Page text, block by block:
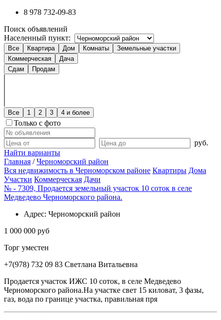
8 978 732-09-83
Поиск объявлений
Населенный пункт:
Все Квартира Дом Комнаты
Земельные участки
Коммерческая
Дача
Сдам
Продам
Все 1 2 3 4 и более
Только с фото
руб.
Найти варианты
Главная /Черноморский район
Вся недвижимость в Черноморском районе Квартиры Дома
Участки Коммерческая Дачи
№ - 7309, Продается земельный участок 10 соток в селе
Медведево Черноморского района.
Адрес: Черноморский район
1 000 000 руб
Торг уместен
+7(978) 732 09 83 Cветлана Витальевна
Продается участок ИЖС 10 соток, в селе Медведево
Черноморского района.На участке свет 15 киловат, 3 фазы,
газ, вода по границе участка, правильная пря